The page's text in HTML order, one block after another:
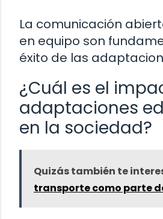
La comunicación
en equipo son
éxito de las
¿Cuál es el
adaptaciones
en la sociedad?
Quizás también te
transporte como parte